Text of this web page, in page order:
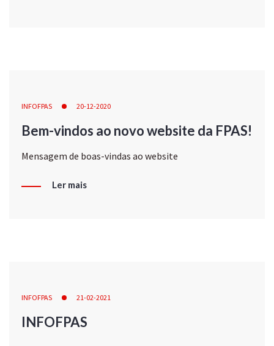
INFOFPAS 20-12-2020
Bem-vindos ao novo website da FPAS!
Mensagem de boas-vindas ao website
Ler mais
INFOFPAS 21-02-2021
INFOFPAS